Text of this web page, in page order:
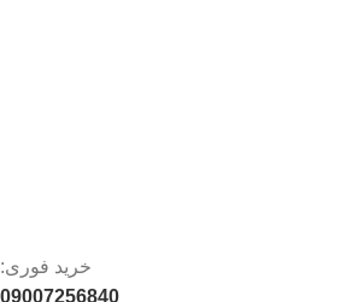
خرید فوری:
09007256840